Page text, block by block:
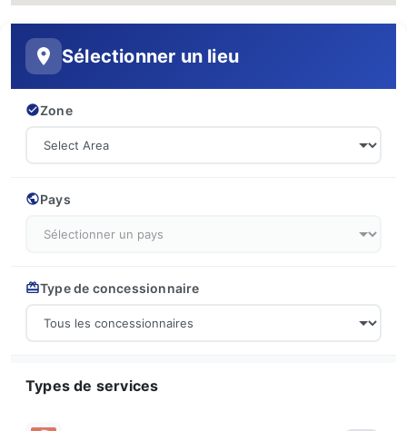
Sélectionner un lieu
Zone
Pays
Type de concessionnaire
Types de services